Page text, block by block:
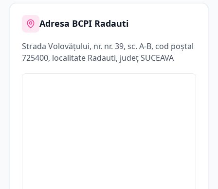
Adresa BCPI Radauti
Strada Volovățului, nr. nr. 39, sc. A-B, cod poștal
725400, localitate Radauti, județSUCEAVA